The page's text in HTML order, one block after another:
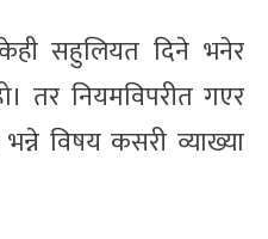
सहुलियत दिने भनेर
तर नियमविपरीत गएर
विषय कसरी व्याख्या